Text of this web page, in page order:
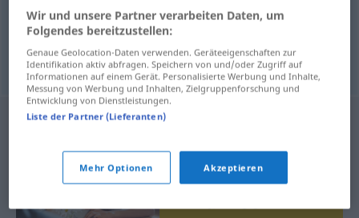
καυστήραςm συσκευήfεγγραφής
COMPUT
Wir und unsere Partner verarbeiten Daten, um
Folgendes bereitzustellen:
Genaue Geolocation-Daten verwenden. Geräteeigenschaften zur
Identifikation aktiv abfragen. Speichern von und/oder Zugriff auf
Informationen auf einem Gerät. Personalisierte Werbung und Inhalte,
Messung von Werbung und Inhalten, Zielgruppenforschung und
Entwicklung von Dienstleistungen.
Liste der Partner (Lieferanten)
Mehr Optionen Akzeptieren